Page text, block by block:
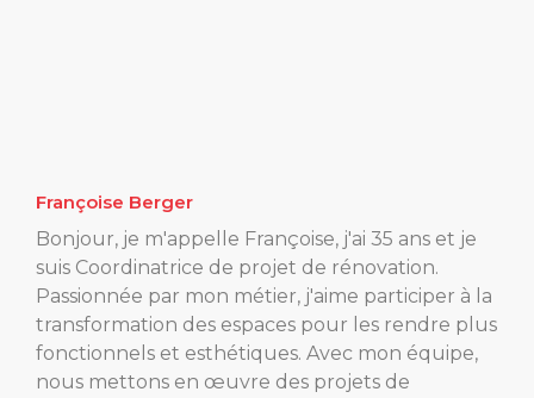
Françoise Berger
Bonjour, je m'appelle Françoise, j'ai 35 ans et je
suis Coordinatrice de projet de rénovation.
Passionnée par mon métier, j'aime participer à la
transformation des espaces pour les rendre plus
fonctionnels et esthétiques. Avec mon équipe,
nous mettons en œuvre des projets de